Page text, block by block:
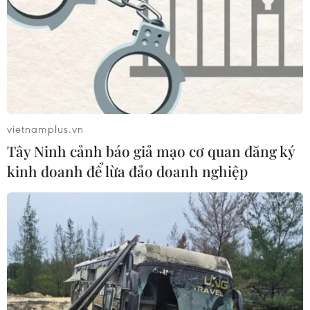
kinh tế biển Việt Nam
Giá vàng hướng tới tuần tăng mạnh
nhất kể từ tháng 1/2026
07/08/2026 08:14
Hạn hán nghiêm trọng đe dọa "huyết
mạch" kinh tế châu Âu
07/08/2026 07:58
Để trái sầu riêng đáp ứng yêu cầu
vietnamplus.vn
Tây Ninh cảnh báo giả mạo cơ quan đăng ký
kinh doanh để lừa đảo doanh nghiệp